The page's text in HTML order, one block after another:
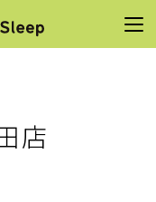
店